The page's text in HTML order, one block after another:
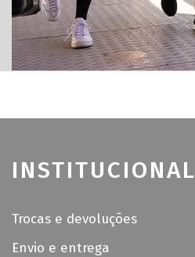
INSTITUCIONAL
Trocas e devoluções
Envio e entrega